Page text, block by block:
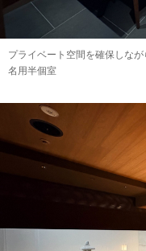
プライベート空間を確保しな
名用半個室